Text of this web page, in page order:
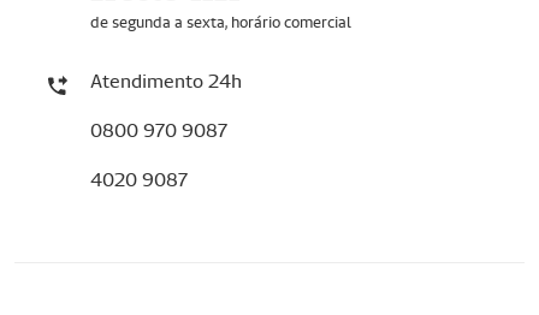
de segunda a sexta, horário comercial
Atendimento 24h
0800 970 9087
4020 9087